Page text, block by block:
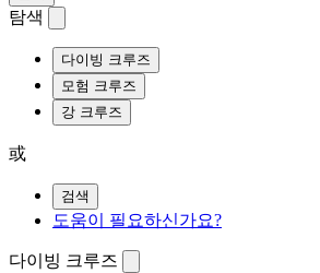
탐색
다이빙 크루즈
모험 크루즈
강 크루즈
或
검색
도움이 필요하신가요?
다이빙 크루즈